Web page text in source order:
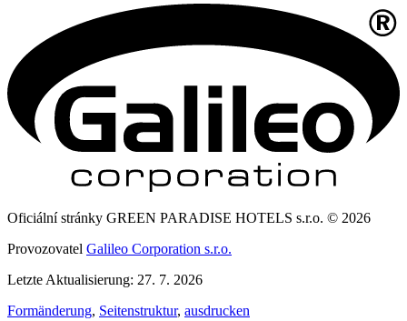
Oficiální stránky GREEN PARADISE HOTELS s.r.o. © 2026
Provozovatel Galileo Corporation s.r.o.
Letzte Aktualisierung: 27. 7. 2026
Formänderung, Seitenstruktur, ausdrucken